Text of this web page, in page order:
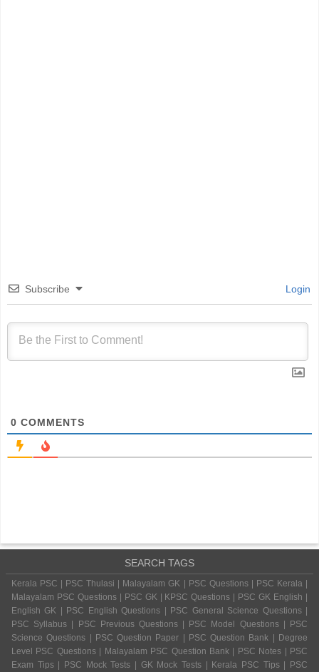
Subscribe Login
0 COMMENTS
SEARCH TAGS
Kerala PSC | PSC Thulasi | Malayalam GK | PSC Questions | PSC Kerala |
Malayalam PSC Questions | PSC GK | KPSC Questions | PSC GK English |
English GK | PSC English Questions | PSC General Science Questions |
PSC Syllabus | PSC Previous Questions | PSC Model Questions | PSC
Science Questions | PSC Question Paper | PSC Question Bank | Degree
Level PSC Questions | Malayalam PSC Question Bank | PSC Notes | PSC
Exam Tips | PSC Mock Tests | GK Mock Tests | Kerala PSC Tips | PSC